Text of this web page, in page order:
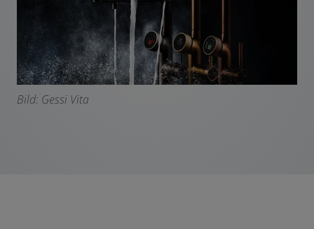
Bild: Gessi Vita